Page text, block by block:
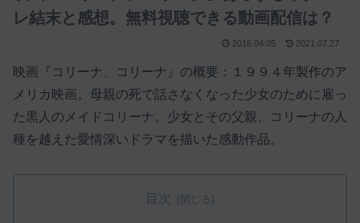
レ結末と感想。無料視聴できる動画配信は？
2016.04.05 2021.07.27
映画『コリーナ、コリーナ』の概要：１９９４年製作のア
メリカ映画。母親の死で話さなくなった少女のために雇っ
た黒人のメイドコリーナ。少女とその父親、コリーナの人
種を越えた愛情深いドラマを描いた感動作品。
目次